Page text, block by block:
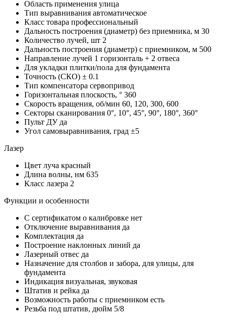
Область применения улица
Тип выравнивания автоматическое
Класс товара профессиональный
Дальность построения (диаметр) без приемника, м 30
Количество лучей, шт 2
Дальность построения (диаметр) с приемником, м 500
Направление лучей 1 горизонталь + 2 отвеса
Для укладки плитки/пола для фундамента
Точность (СКО) ± 0.1
Тип компенсатора сервопривод
Горизонтальная плоскость, ° 360
Скорость вращения, об/мин 60, 120, 300, 600
Секторы сканирования 0°, 10°, 45°, 90°, 180°, 360°
Пульт ДУда
Угол самовыравнивания, град ±5
Лазер
Цвет луча красный
Длина волны, нм 635
Класс лазера 2
Функции и особенности
С сертификатом о калибровке нет
Отключение выравнивания да
Комплектация да
Построение наклонных линий да
Лазерный отвес да
Назначение для столбов и забора, для улицы, для
фундамента
Индикация визуальная, звуковая
Штатив и рейка да
Возможность работы с приемником есть
Резьба под штатив, дюйм 5/8